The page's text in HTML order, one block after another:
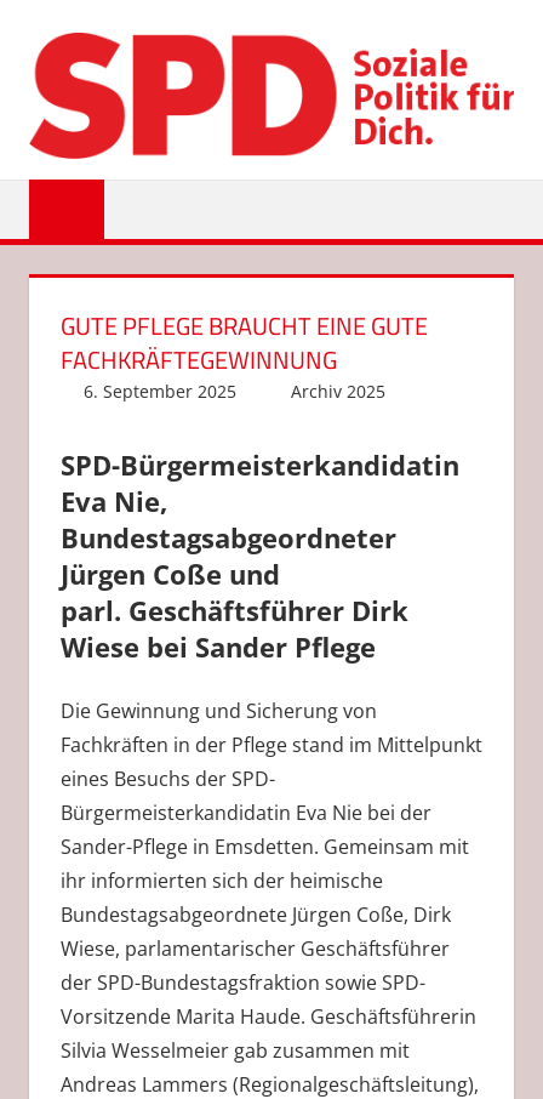
Inhalt
springen
SPD
EMSDETTEN
GUTE PFLEGE BRAUCHT EINE GUTE
FACHKRÄFTEGEWINNUNG
6. September 2025 Anke Hackethal
Archiv 2025
SPD-Bürgermeisterkandidatin
Eva Nie,
Bundestagsabgeordneter
Jürgen Coße und
parl. Geschäftsführer Dirk
Wiese bei Sander Pflege
Die Gewinnung und Sicherung von
Fachkräften in der Pflege stand im Mittelpunkt
eines Besuchs der SPD-
Bürgermeisterkandidatin Eva Nie bei der
Sander-Pflege in Emsdetten. Gemeinsam mit
ihr informierten sich der heimische
Bundestagsabgeordnete Jürgen Coße, Dirk
Wiese, parlamentarischer Geschäftsführer
der SPD-Bundestagsfraktion sowie SPD-
Vorsitzende Marita Haude. Geschäftsführerin
Silvia Wesselmeier gab zusammen mit
Andreas Lammers (Regionalgeschäftsleitung),